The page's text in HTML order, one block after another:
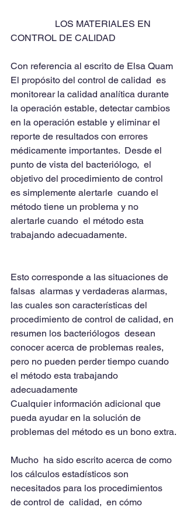
CONTROL DE CALIDAD
Con referencia al escrito de Elsa Quam
El propósito del control de calidad  es
monitorear la calidad analítica durante
la operación estable, detectar cambios
en la operación estable y eliminar el
reporte de resultados con errores
médicamente importantes.  Desde el
punto de vista del bacteriólogo,  el
objetivo del procedimiento de control
es simplemente alertarle  cuando el
método tiene un problema y no
alertarle cuando  el método esta
trabajando adecuadamente.
Esto corresponde a las situaciones de
falsas  alarmas y verdaderas alarmas,
las cuales son características del
procedimiento de control de calidad, en
resumen los bacteriólogos  desean
conocer acerca de problemas reales,
pero no pueden perder tiempo cuando
el método esta trabajando
adecuadamente
Cualquier información adicional que
pueda ayudar en la solución de
problemas del método es un bono extra.
Mucho  ha sido escrito acerca de como
los cálculos estadísticos son
necesitados para los procedimientos
de control de  calidad,  en cómo